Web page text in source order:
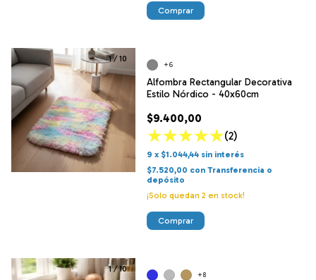
Comprar
1/ 10
Alfombra Rectangular Decorativa
Estilo Nórdico - 40x60cm
$9.400,00
(2)
9 x $1.044,44 sin interés
$7.520,00 con Transferencia o
depósito
¡Solo quedan 2 en stock!
+6
Comprar
1/10
+8